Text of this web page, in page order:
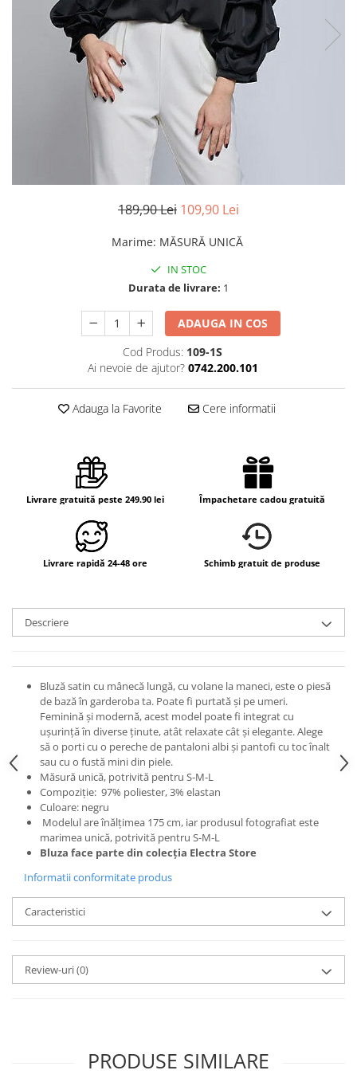
189,90 Lei 109,90 Lei
Marime: MĂSURĂ UNICĂ
IN STOC
Durata de livrare: 1
ADAUGA IN COS
Cod Produs: 109-1S
Ai nevoie de ajutor? 0742.200.101
Adauga la Favorite Cere informatii
Livrare gratuită peste 249.90 lei Împachetare cadou gratuită
Livrare rapidă 24-48 ore Schimb gratuit de produse
Descriere
Bluză satin cu mânecă lungă, cu volane la maneci, este o piesă
de bază în garderoba ta. Poate fi purtată și pe umeri.
Feminină și modernă, acest model poate fi integrat cu
ușurință în diverse ținute, atât relaxate cât și elegante. Alege
să o porti cu o pereche de pantaloni albi și pantofi cu toc înalt
sau cu o fustă mini din piele.
Măsură unică, potrivită pentru S-M-L
Compoziție: 97% poliester,3% elastan
Culoare: negru
Modelul are înălțimea 175 cm, iar produsul fotografiat este
marimea unică, potrivită pentru S-M-L
Bluza face parte din colecția Electra Store
Informatii conformitate produs
Caracteristici
Review-uri(0)
PRODUSE SIMILARE